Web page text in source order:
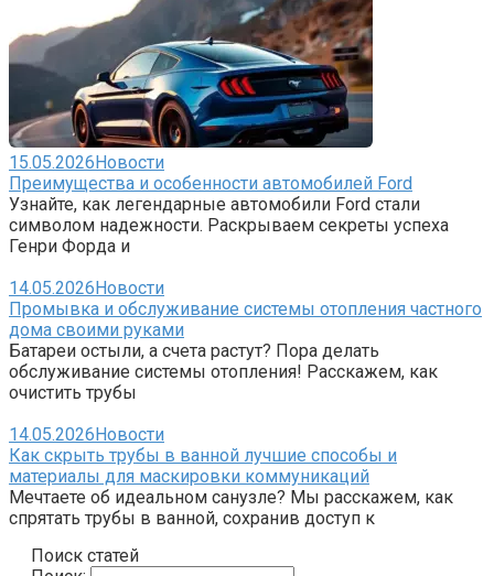
15.05.2026 Новости
Преимущества и особенности автомобилей Ford
Узнайте, как легендарные автомобили Ford стали
символом надежности. Раскрываем секреты успеха
Генри Форда и
14.05.2026 Новости
Промывка и обслуживание системы отопления частного
дома своими руками
Батареи остыли, а счета растут? Пора делать
обслуживание системы отопления! Расскажем, как
очистить трубы
14.05.2026 Новости
Как скрыть трубы в ванной лучшие способы и
материалы для маскировки коммуникаций
Мечтаете об идеальном санузле? Мы расскажем, как
спрятать трубы в ванной, сохранив доступ к
Поиск статей